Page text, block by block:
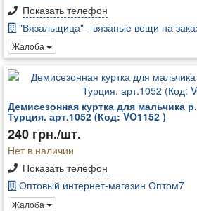
Показать телефон
"Вязальщица" - вязаные вещи на
Жалоба
Демисезонная куртка для мальчика
Турция. арт.1052 (Код: VO1152 )
240 грн./шт.
Нет в наличии
Показать телефон
Оптовый интернет-магазин Оптом7
Жалоба